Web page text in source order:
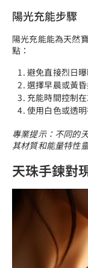
陽光充能步驟
陽光充能能為天然
點：
避免直接烈日
選擇早晨或黃
充能時間控制
使用白色或透
專業提示：不同的
其材質和能量特性
天珠手鍊對